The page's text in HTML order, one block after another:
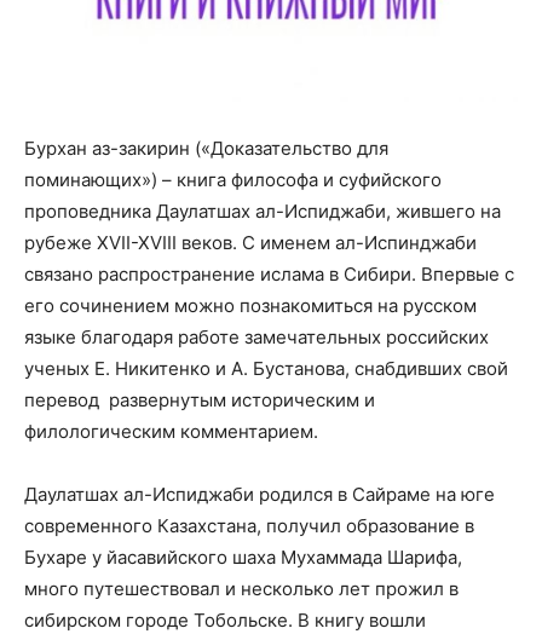
Бурхан аз-закирин («Доказательство для
поминающих») – книга философа и суфийского
проповедника Даулатшах ал-Испиджаби, жившего на
рубеже XVII-XVIII веков. С именем ал-Испинджаби
связано распространение ислама в Сибири. Впервые с
его сочинением можно познакомиться на русском
языке благодаря работе замечательных российских
ученых Е. Никитенко и А. Бустанова, снабдивших свой
перевод развернутым историческим и
филологическим комментарием.
Даулатшах ал-Испиджаби родился в Сайраме на юге
современного Казахстана, получил образование в
Бухаре у йасавийского шаха Мухаммада Шарифа,
много путешествовал и несколько лет прожил в
сибирском городе Тобольске. В книгу вошли